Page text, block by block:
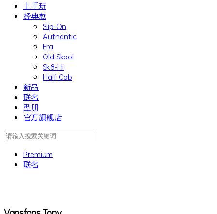
上手玩
经典款
Slip-On
Authentic
Era
Old Skool
Sk8-Hi
Half Cab
新品
联名
型册
官方旗舰店
Premium
联名